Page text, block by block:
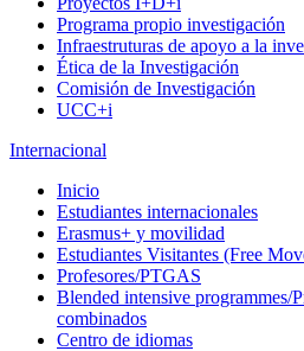
Programa propio investigación
Infraestruturas de apoyo a la
Ética de la Investigación
Comisión de Investigación
UCC+i
Internacional
Inicio
Estudiantes internacionales
Erasmus+ y movilidad
Estudiantes Visitantes (Free
Profesores/PTGAS
Blended intensive programmes/
combinados
Centro de idiomas